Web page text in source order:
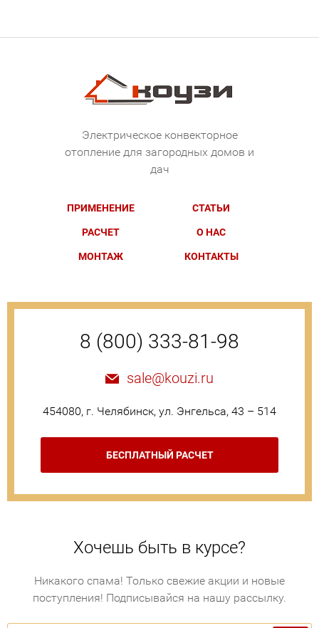
Электрическое конвекторное
отопление для загородных домов и
дач
ПРИМЕНЕНИЕ
РАСЧЕТ
МОНТАЖ
СТАТЬИ
О НАС
КОНТАКТЫ
8 (800) 333-81-98
sale@kouzi.ru
454080, г. Челябинск, ул. Энгельса, 43 – 514
БЕСПЛАТНЫЙ РАСЧЕТ
Хочешь быть в курсе?
Никакого спама! Только свежие акции и новые
поступления! Подписывайся на нашу рассылку.